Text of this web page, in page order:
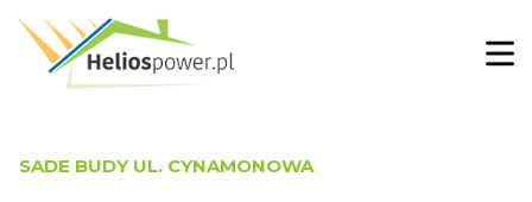
SADE BUDY UL. CYNAMONOWA